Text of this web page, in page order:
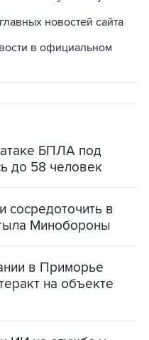
в официальном
БПЛА под
в
в Приморье
ИИ на службе у